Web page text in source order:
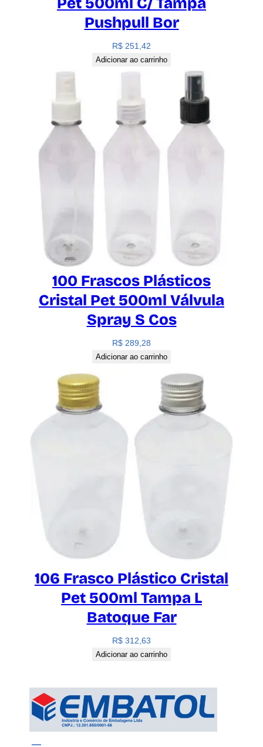
Pushpull Bor
R$ 251,42
Adicionar ao carrinho
100 Frascos Plásticos
Cristal Pet 500ml Válvula
Spray S Cos
R$ 289,28
Adicionar ao carrinho
106 Frasco Plástico Cristal
Pet 500ml Tampa L
Batoque Far
R$ 312,63
Adicionar ao carrinho